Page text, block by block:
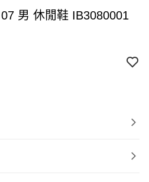
男 休閒鞋 IB3080001